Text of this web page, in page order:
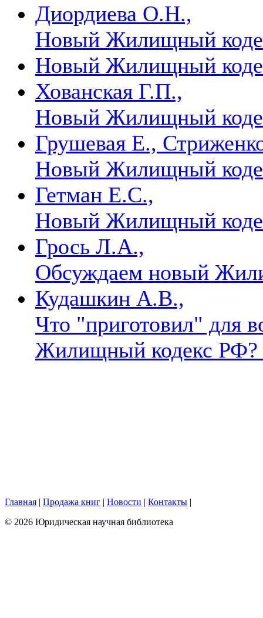
Диордиева О.Н.,
Новый Жилищный
Новый Жилищный
Хованская Г.П.,
Новый Жилищный
Грушевая Е.,
Новый Жилищный
Гетман Е.С.,
Новый Жилищный
Грось Л.А.,
Обсуждаем новый
Кудашкин А.В.,
Что "приготовил" для
Жилищный кодекс РФ?
Главная | Продажа книг | Новости | Контакты |
© 2026 Юридическая научная библиотека